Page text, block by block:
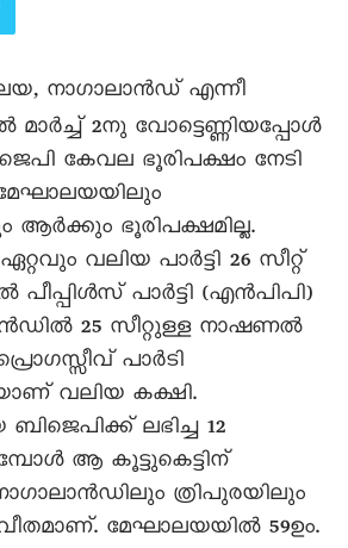
നാഗാലാന്‍ഡ് എന്നീ
2നു വോട്ടെണ്ണിയപ്പോള്‍
കേവല ഭൂരിപക്ഷം നേടി
മേഘാലയയിലും
ആര്‍ക്കും ഭൂരിപക്ഷമില്ല.
വലിയ പാര്‍ട്ടി 26 സീറ്റ്
പാര്‍ട്ടി (എന്‍പിപി)
25 സീറ്റുള്ള നാഷണല്‍
പാര്‍ടി
വലിയ കക്ഷി.
ലഭിച്ച 12
ആ കൂട്ടുകെട്ടിന്
ത്രിപുരയിലും
മേഘാലയയില്‍ 59ഉം.